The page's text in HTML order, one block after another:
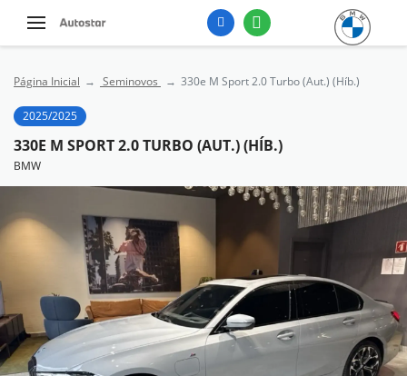
Página Inicial Seminovos 330e M Sport 2.0 Turbo (Aut.) (Híb.)
2025/2025
330E M SPORT 2.0 TURBO (AUT.) (HÍB.)
BMW